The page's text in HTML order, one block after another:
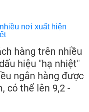
hàng trên nhiều
hiệu "hạ nhiệt"
ngân hàng được
có thể lên 9,2 -